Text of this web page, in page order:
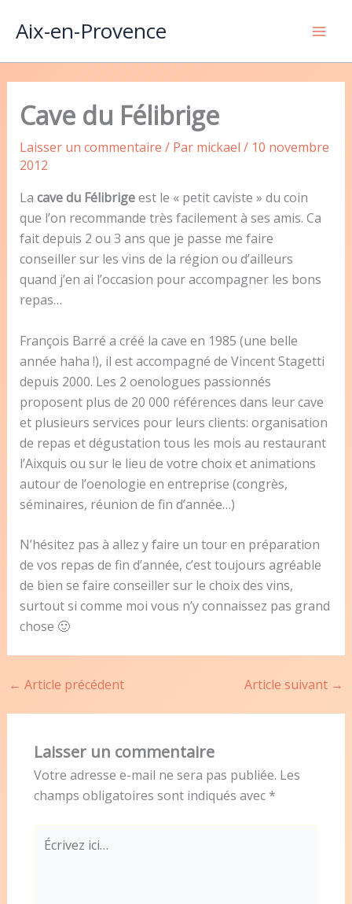
Aix-en-Provence
Cave du Félibrige
Laisser un commentaire / Par mickael / 10 novembre
2012
La cave du Félibrigeest le « petit caviste » du coin
que l’on recommande très facilement à ses amis. Ca
fait depuis 2 ou 3 ans que je passe me faire
conseiller sur les vins de la région ou d’ailleurs
quand j’en ai l’occasion pour accompagner les bons
repas…
François Barré a créé la cave en 1985 (une belle
année haha !), il est accompagné de Vincent Stagetti
depuis 2000. Les 2 oenologues passionnés
proposent plus de 20 000 références dans leur cave
et plusieurs services pour leurs clients: organisation
de repas et dégustation tous les mois au restaurant
l’Aixquis ou sur le lieu de votre choix et animations
autour de l’oenologie en entreprise (congrès,
séminaires, réunion de fin d’année…)
N’hésitez pas à allez y faire un tour en préparation
de vos repas de fin d’année, c’est toujours agréable
de bien se faire conseiller sur le choix des vins,
surtout si comme moi vous n’y connaissez pas grand
chose 🙂
← Article précédent Article suivant →
Laisser un commentaire
Votre adresse e-mail ne sera pas publiée. Les
champs obligatoires sont indiqués avec *
Écrivez
ici…